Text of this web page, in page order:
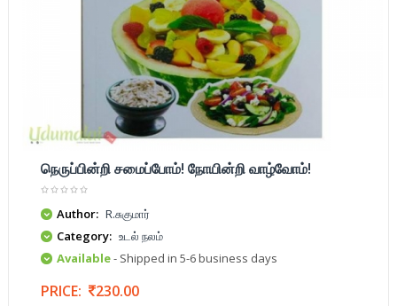
நெருப்பின்றி சமைப்போம்! நோயின்றி வாழ்வோம்!
Author: R.சுகுமார்
Category: உடல் நலம்
Available- Shipped in 5-6 business days
PRICE: 230.00